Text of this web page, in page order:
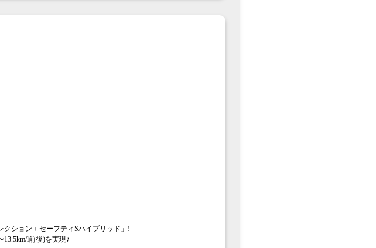
ション＋セーフティSハイブリッド」!
l前後)を実現♪